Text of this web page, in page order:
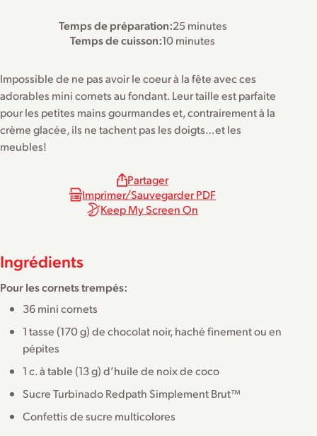
Temps de préparation:25 minutes
Temps de cuisson:10 minutes
Impossible de ne pas avoir le coeur à la fête avec ces
adorables mini cornets au fondant. Leur taille est parfaite
pour les petites mains gourmandes et, contrairement à la
crème glacée, ils ne tachent pas les doigts…et les
meubles!
Partager
Imprimer/Sauvegarder PDF
Keep My Screen On
Ingrédients
Pour les cornets trempés:
36 mini cornets
1 tasse (170 g) de chocolat noir, haché finement ou en
pépites
1 c. à table (13 g) d’huile de noix de coco
Sucre Turbinado Redpath Simplement Brut™
Confettis de sucre multicolores